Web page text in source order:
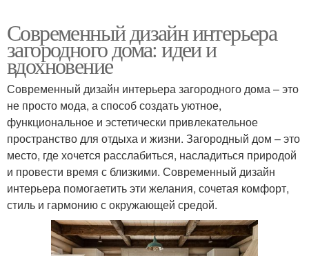
Современный дизайн интерьера
загородного дома: идеи и
вдохновение
Современный дизайн интерьера загородного дома – это
не просто мода, а способ создать уютное,
функциональное и эстетически привлекательное
пространство для отдыха и жизни. Загородный дом – это
место, где хочется расслабиться, насладиться природой
и провести время с близкими. Современный дизайн
интерьера помогаетить эти желания, сочетая комфорт,
стиль и гармонию с окружающей средой.